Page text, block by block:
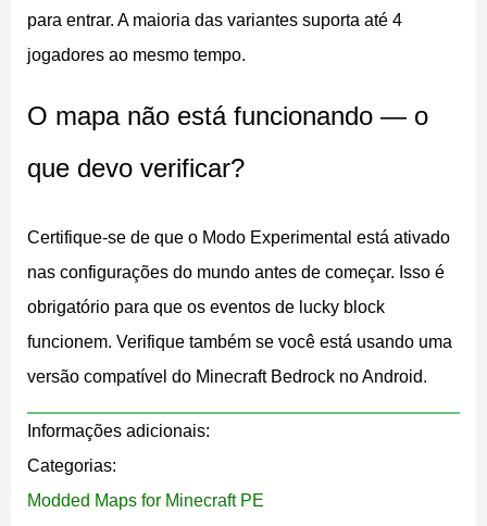
Lucky Race
Escolha uma das quatro pistas coloridas no início. O
percurso combina seções de parkour com uma
coletados dos lucky blocks. Até quatro jogadores podem
entrar ao mesmo tempo.
One Block
único lucky block flutuando sobre o vazio. Quebre,
colete o que cair e use esses recursos para sobreviver e
expandir. O desafio é construir um mundo inteiro
para entrar. A maioria das variantes suporta até 4
jogadores ao mesmo tempo.
O mapa não está funcionando — o
que devo verificar?
Certifique-se de que o Modo Experimental está ativado
nas configurações do mundo antes de começar. Isso é
obrigatório para que os eventos de lucky block
funcionem. Verifique também se você está usando uma
versão compatível do Minecraft Bedrock no Android.
Informações adicionais:
Categorias:
Modded Maps for Minecraft PE